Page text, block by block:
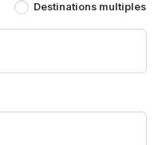
Destinations multiples